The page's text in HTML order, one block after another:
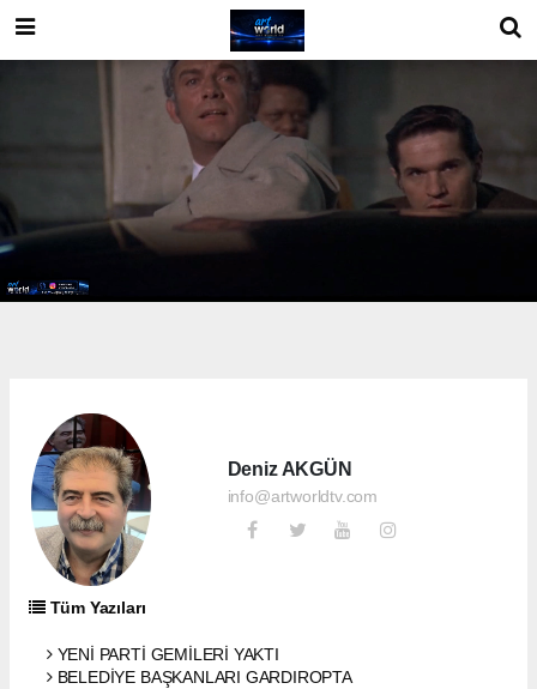
Deniz AKGÜN
info@artworldtv.com
Tüm Yazıları
YENİ PARTİ GEMİLERİ YAKTI
BELEDİYE BAŞKANLARI GARDIROPTA